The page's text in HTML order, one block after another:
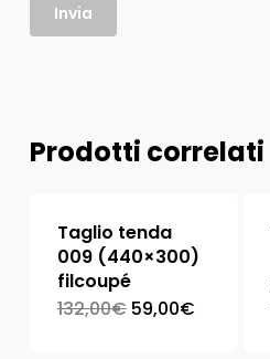
Prodotti correlati
Taglio tenda
009 (440×300)
filcoupé
132,00€ 59,00€